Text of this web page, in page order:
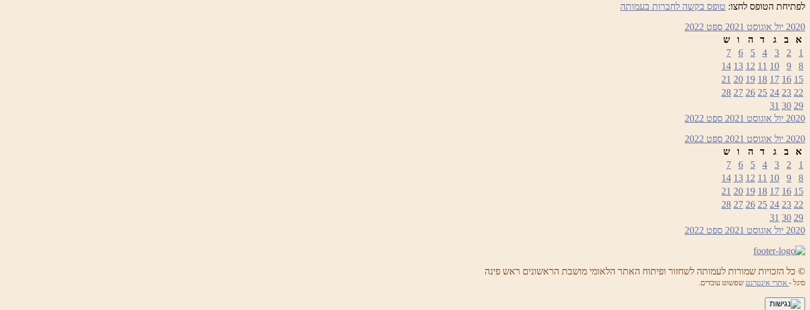
לפתיחת הטופס לחצו: טופס בקשה לחברות בעמותה
2020 יול אוגוסט 2021 ספט 2022
א
ב ג ד ה ו
ש
1
2
3
4
5
6
7
8
9
10
11
12
13
14
15
16
17
18
19
20
21
22
23
24
25
26
27
28
29
30
31
2020 יול אוגוסט 2021 ספט 2022
2020 יול אוגוסט 2021 ספט 2022
א
ב ג ד ה ו
ש
1
2
3
4
5
6
7
8
9
10
11
12
13
14
15
16
17
18
19
20
21
22
23
24
25
26
27
28
29
30
31
2020 יול אוגוסט 2021 ספט 2022
© כל הזכויות שמורות לעמותה לשחזור ופיתוח האתר הלאומי מושבת הראשונים ראש פינה
סיגל - אתרי אינטרנט שפשוט עובדים.